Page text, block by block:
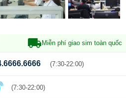
Miễn phí giao sim toàn quốc
(7:30-22:00)
(7:30-22:00)